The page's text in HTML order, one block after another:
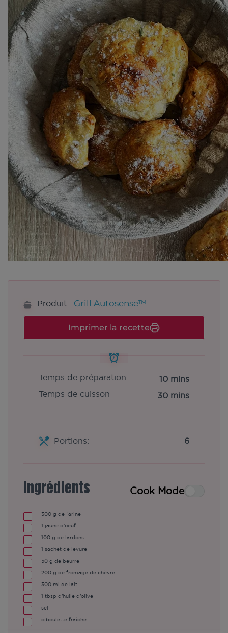
Produit: Grill Autosense™
Imprimer la recette
Temps de préparation
10 mins
Temps de cuisson
30 mins
Portions: 6
Ingrédients Cook Mode
300 g de farine
1 jaune d'oeuf
100 g de lardons
1 sachet de levure
50 g de beurre
200 g de fromage de chèvre
300 ml de lait
1 tbsp d'huile d'olive
sel
ciboulette fraîche